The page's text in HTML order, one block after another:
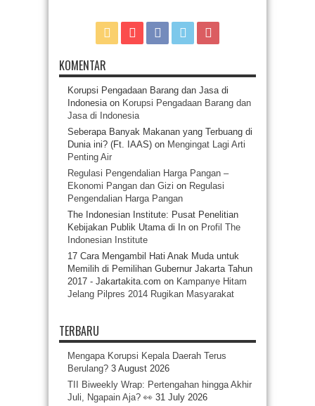
KOMENTAR
Korupsi Pengadaan Barang dan Jasa di
Indonesia on Korupsi Pengadaan Barang dan
Jasa di Indonesia
Seberapa Banyak Makanan yang Terbuang di
Dunia ini? (Ft. IAAS) on Mengingat Lagi Arti
Penting Air
Regulasi Pengendalian Harga Pangan –
Ekonomi Pangan dan Gizi on Regulasi
Pengendalian Harga Pangan
The Indonesian Institute: Pusat Penelitian
Kebijakan Publik Utama di In on Profil The
Indonesian Institute
17 Cara Mengambil Hati Anak Muda untuk
Memilih di Pemilihan Gubernur Jakarta Tahun
2017 - Jakartakita.com on Kampanye Hitam
Jelang Pilpres 2014 Rugikan Masyarakat
TERBARU
Mengapa Korupsi Kepala Daerah Terus
Berulang? 3 August 2026
TII Biweekly Wrap: Pertengahan hingga Akhir
Juli, Ngapain Aja? 👀 31 July 2026